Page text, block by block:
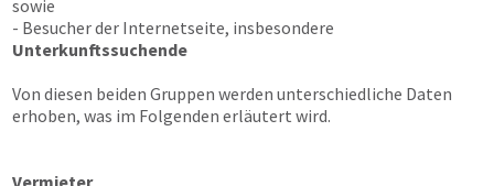
sowie
- Besucher der Internetseite, insbesondere
Unterkunftssuchende
Von diesen beiden Gruppen werden unterschiedliche Daten
erhoben, was im Folgenden erläutert wird.
Vermieter